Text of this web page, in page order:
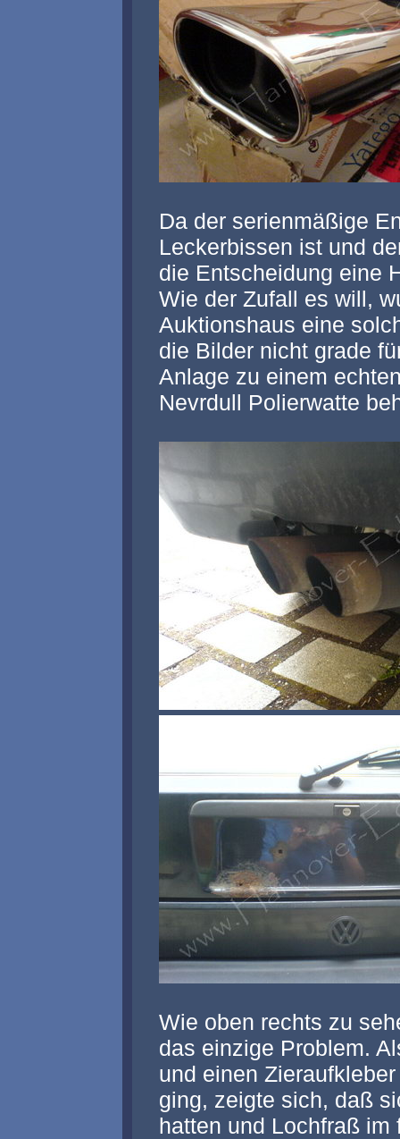
Da der serienmäßige
Leckerbissen ist und
die Entscheidung eine
Wie der Zufall es will,
Auktionshaus eine
die Bilder nicht grade
Anlage zu einem
Nevrdull Polierwatte
Wie oben rechts zu
das einzige Problem.
und einen
ging, zeigte sich, daß
hatten und Lochfraß